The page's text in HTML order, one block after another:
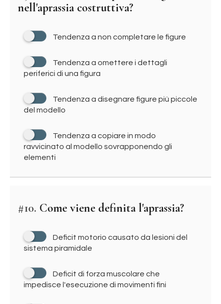
nell'aprassia costruttiva?
Tendenza a non completare le figure
Tendenza a omettere i dettagli
periferici di una figura
Tendenza a disegnare figure più piccole
del modello
Tendenza a copiare in modo
ravvicinato al modello sovrapponendo gli
elementi
#10. Come viene definita l'aprassia?
Deficit motorio causato da lesioni del
sistema piramidale
Deficit di forza muscolare che
impedisce l'esecuzione di movimenti fini